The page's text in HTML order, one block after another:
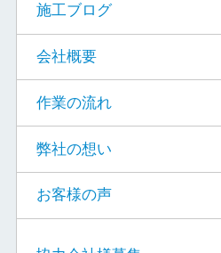
施工ブログ
会社概要
作業の流れ
弊社の想い
お客様の声